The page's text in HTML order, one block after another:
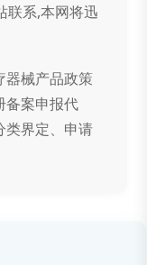
联系,本网将迅
器械产品政策
备案申报代
类界定、申请